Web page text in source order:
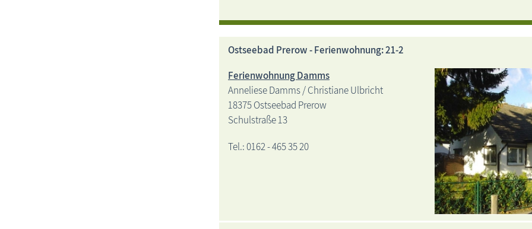
Ostseebad Prerow - Ferienwohnung: 21-2
Ferienwohnung Damms
Anneliese Damms / Christiane Ulbricht
18375 Ostseebad Prerow
Schulstraße 13
Tel.: 0162 - 465 35 20